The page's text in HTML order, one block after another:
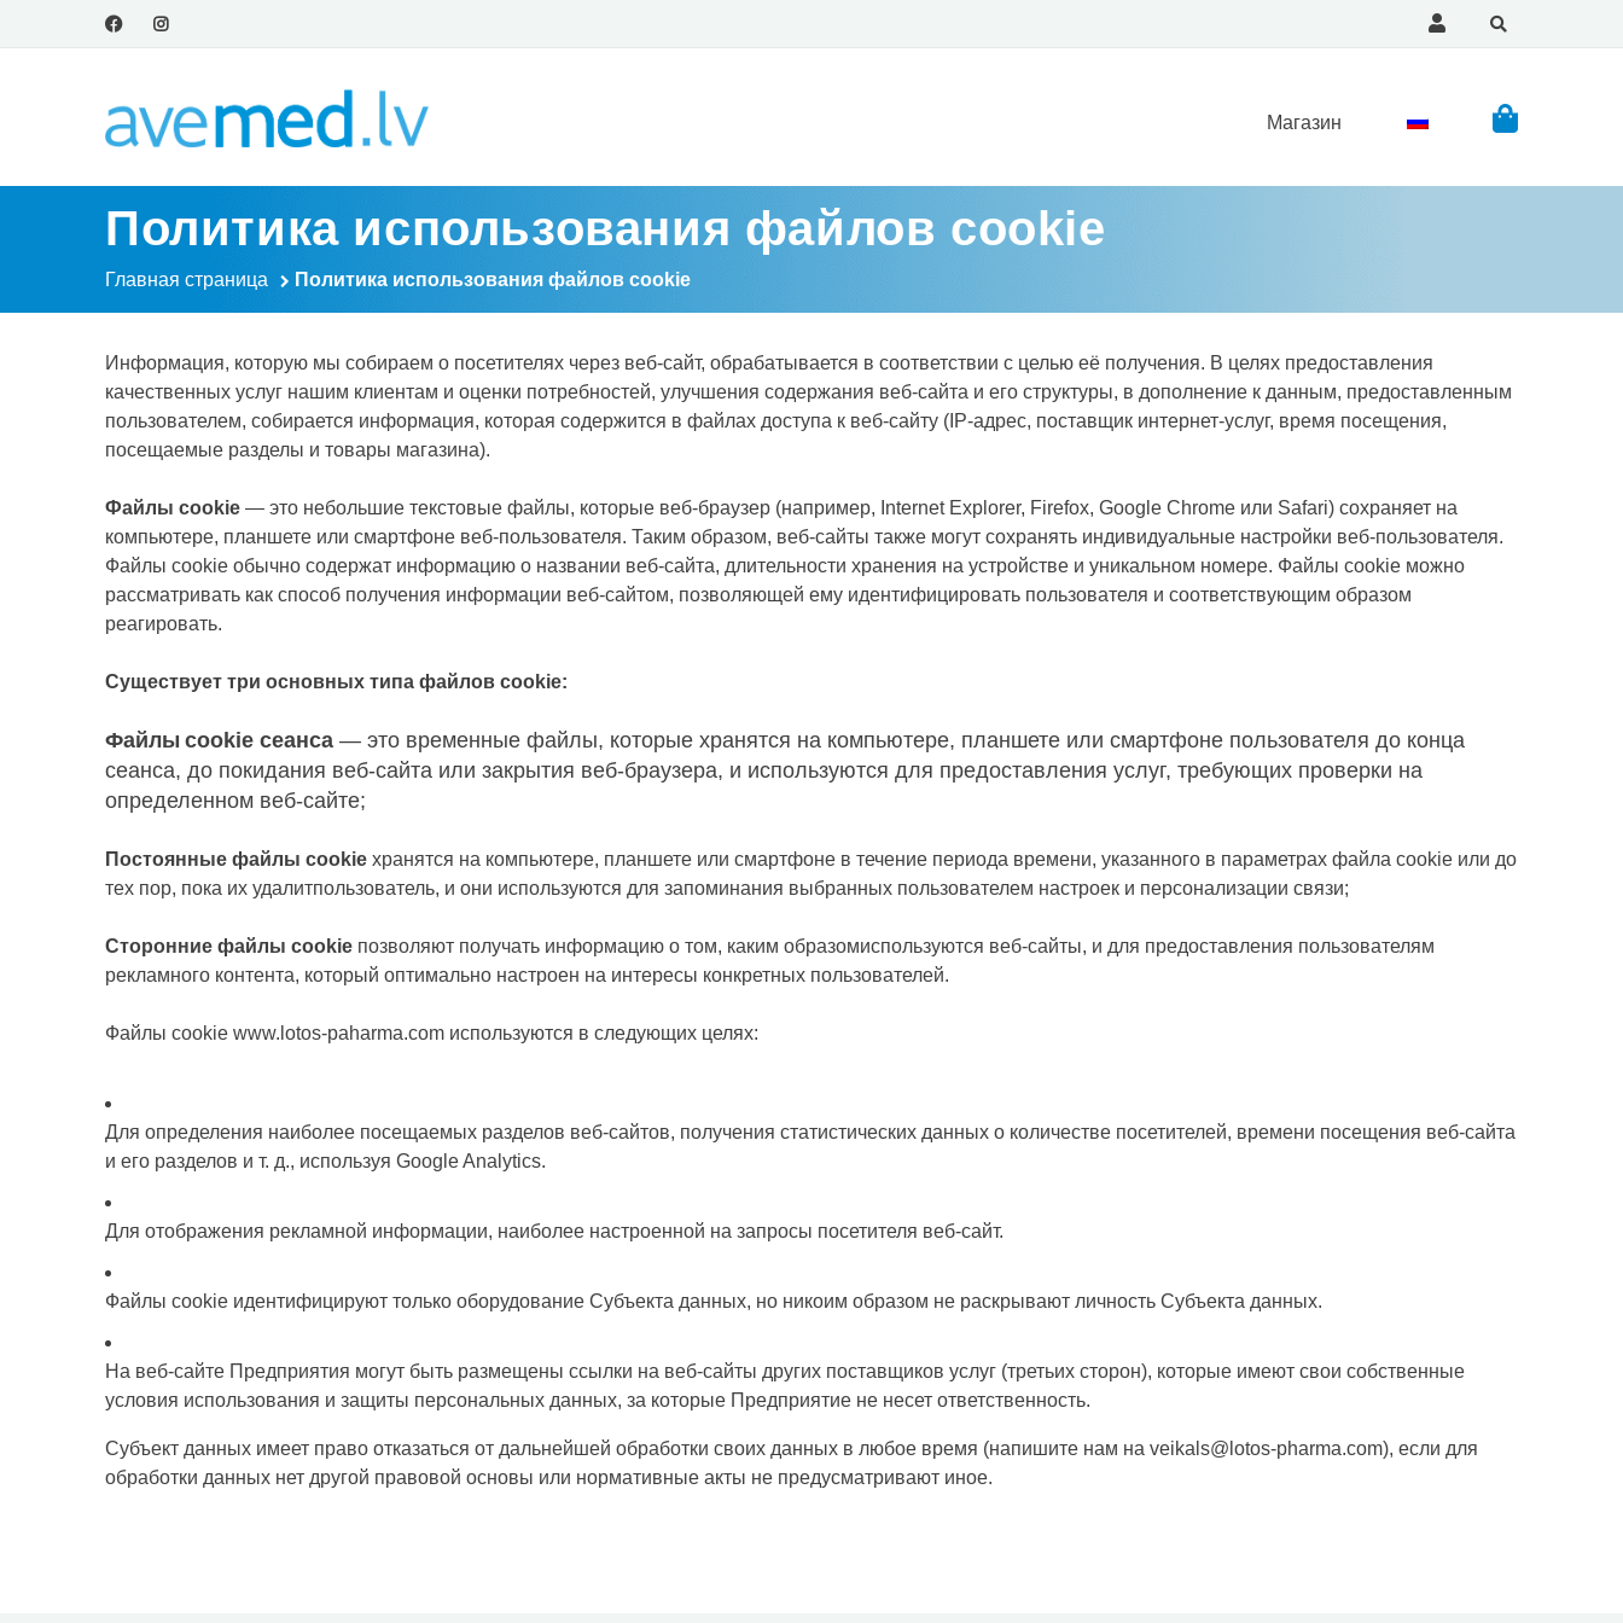
Магазин
Политика использования файлов сookie
Главная страница Политика использования файлов сookie
Информация, которую мы собираем о посетителях через веб-сайт, обрабатывается в соответствии с целью её получения. В целях предоставления
качественных услуг нашим клиентам и оценки потребностей, улучшения содержания веб-сайта и его структуры, в дополнение к данным, предоставленным
пользователем, собирается информация, которая содержится в файлах доступа к веб-сайту (IP-адрес, поставщик интернет-услуг, время посещения,
посещаемые разделы и товары магазина).
Файлы cookie — это небольшие текстовые файлы, которые веб-браузер (например, Internet Explorer, Firefox, Google Chrome или Safari) сохраняет на
компьютере, планшете или смартфоне веб-пользователя. Таким образом, веб-сайты также могут сохранять индивидуальные настройки веб-пользователя.
Файлы cookie обычно содержат информацию о названии веб-сайта, длительности хранения на устройстве и уникальном номере. Файлы cookie можно
рассматривать как способ получения информации веб-сайтом, позволяющей ему идентифицировать пользователя и соответствующим образом
реагировать.
Существует три основных типа файлов cookie:
Файлы cookie сеанса — это временные файлы, которые хранятся на компьютере, планшете или смартфоне пользователя до конца
сеанса, до покидания веб-сайта или закрытия веб-браузера, и используются для предоставления услуг, требующих проверки на
определенном веб-сайте;
Постоянные файлы cookie хранятся на компьютере, планшете или смартфоне в течение периода времени, указанного в параметрах файла cookie или до
тех пор, пока их удалитпользователь, и они используются для запоминания выбранных пользователем настроек и персонализации связи;
Сторонние файлы cookie позволяют получать информацию о том, каким образомиспользуются веб-сайты, и для предоставления пользователям
рекламного контента, который оптимально настроен на интересы конкретных пользователей.
Файлы cookie www.lotos-paharma.com используются в следующих целях:
Для определения наиболее посещаемых разделов веб-сайтов, получения статистических данных о количестве посетителей, времени посещения веб-сайта
и ​его разделов и т. д., используя Google Analytics.
Для отображения рекламной информации, наиболее настроенной на запросы посетителя веб-сайт.
Файлы cookie идентифицируют только оборудование Субъекта данных, но никоим образом не раскрывают личность Субъекта данных.
На веб-сайте Предприятия могут быть размещены ссылки на веб-сайты других поставщиков услуг (третьих сторон), которые имеют свои собственные
условия использования и защиты персональных данных, за которые Предприятие не несет ответственность.
Субъект данных имеет право отказаться от дальнейшей обработки своих данных в любое время (напишите нам на veikals@lotos-pharma.com), если для
обработки данных нет другой правовой основы или нормативные акты не предусматривают иное.